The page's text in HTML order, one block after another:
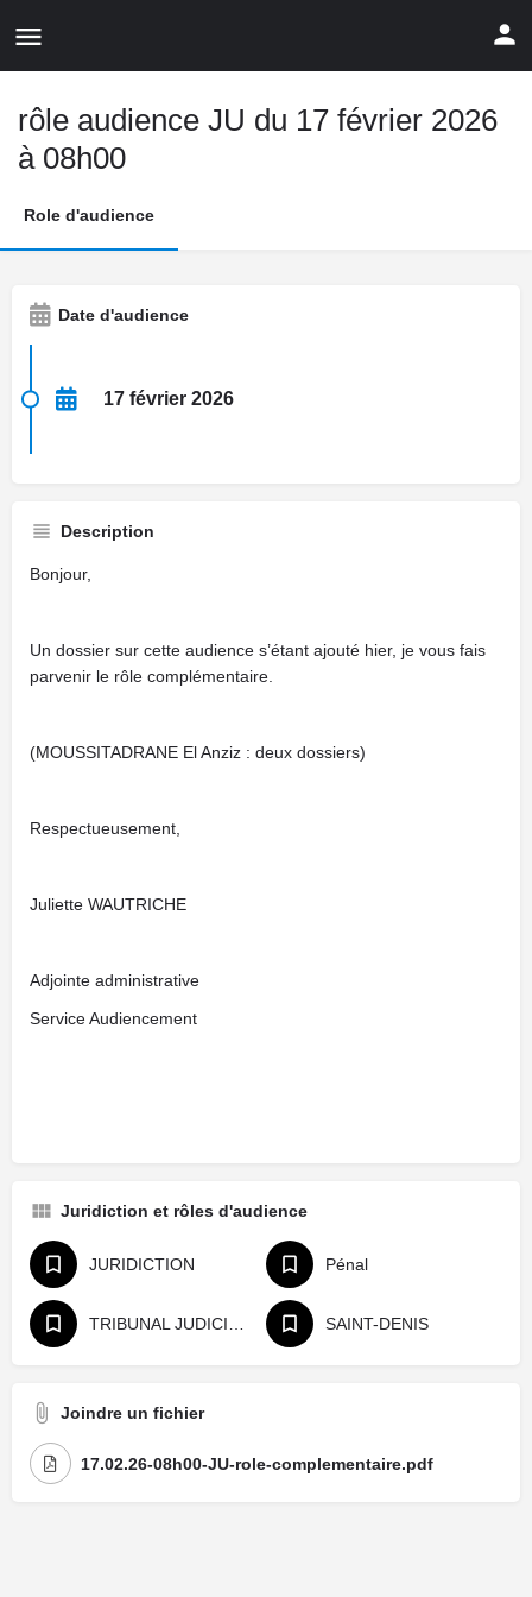
rôle audience JU du 17 février 2026
à 08h00
Role d'audience
Date d'audience
17 février 2026
Description
Bonjour,
Un dossier sur cette audience s’étant ajouté hier, je vous fais
parvenir le rôle complémentaire.
(MOUSSITADRANE El Anziz : deux dossiers)
Respectueusement,
Juliette WAUTRICHE
Adjointe administrative
Service Audiencement
Juridiction et rôles d'audience
JURIDICTION Pénal
SAINT-DENIS
Joindre un fichier
17.02.26-08h00-JU-role-complementaire.pdf